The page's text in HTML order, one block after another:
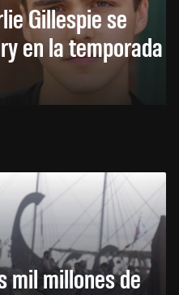
Gillespie se
en la temporada
mil millones de